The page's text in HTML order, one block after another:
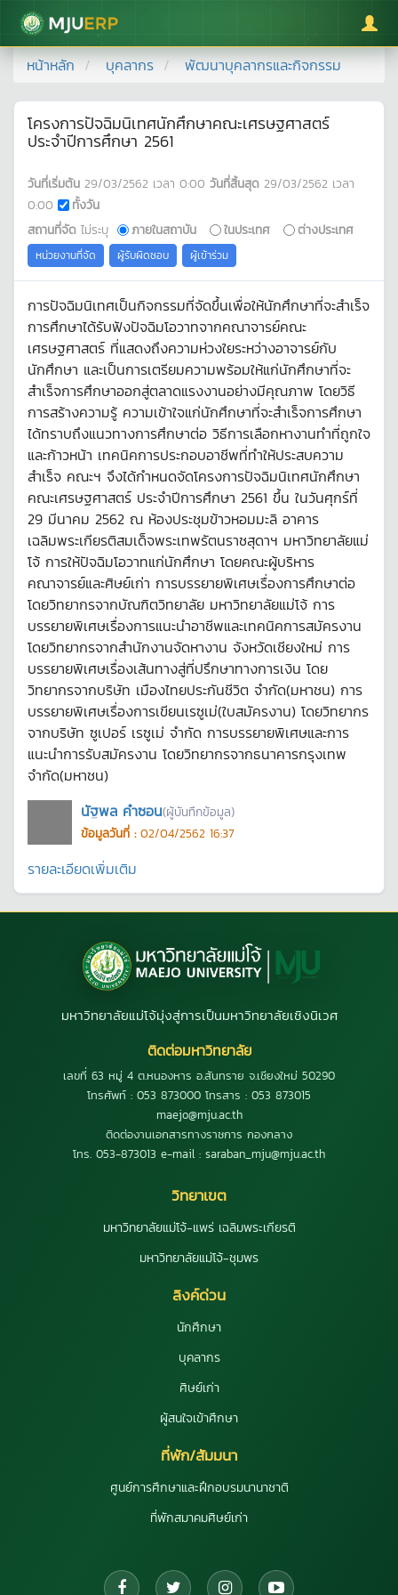
มหาวิทยาลัยแม่โจ้
หน้าหลัก บุคลากร พัฒนาบุคลากรและกิจกรรม
โครงการปัจฉิมนิเทศนักศึกษาคณะเศรษฐศาสตร์
ประจำปีการศึกษา 2561
วันที่เริ่มต้น 29/03/2562 เวลา 0:00 วันที่สิ้นสุด 29/03/2562 เวลา
0:00
ทั้งวัน
สถานที่จัด ไม่ระบุ ภายในสถาบัน ในประเทศ ต่างประเทศ
หน่วยงานที่จัด ผู้รับผิดชอบ ผู้เข้าร่วม
การปัจฉิมนิเทศเป็นกิจกรรมที่จัดขึ้นเพื่อให้นักศึกษาที่จะสำเร็จ
การศึกษาได้รับฟังปัจฉิมโอวาทจากคณาจารย์คณะ
เศรษฐศาสตร์ ที่แสดงถึงความห่วงใยระหว่างอาจารย์กับ
นักศึกษา และเป็นการเตรียมความพร้อมให้แก่นักศึกษาที่จะ
สำเร็จการศึกษาออกสู่ตลาดแรงงานอย่างมีคุณภาพ โดยวิธี
การสร้างความรู้ ความเข้าใจแก่นักศึกษาที่จะสำเร็จการศึกษา
ได้ทราบถึงแนวทางการศึกษาต่อ วิธีการเลือกหางานทำที่ถูกใจ
และก้าวหน้า เทคนิคการประกอบอาชีพที่ทำให้ประสบความ
สำเร็จ คณะฯ จึงได้กำหนดจัดโครงการปัจฉิมนิเทศนักศึกษา
คณะเศรษฐศาสตร์ ประจำปีการศึกษา 2561 ขึ้น ในวันศุกร์ที่
29 มีนาคม 2562 ณ ห้องประชุมข้าวหอมมะลิ อาคาร
เฉลิมพระเกียรติสมเด็จพระเทพรัตนราชสุดาฯ มหาวิทยาลัยแม่
โจ้ การให้ปัจฉิมโอวาทแก่นักศึกษา โดยคณะผู้บริหาร
คณาจารย์และศิษย์เก่า การบรรยายพิเศษเรื่องการศึกษาต่อ
โดยวิทยากรจากบัณฑิตวิทยาลัย มหาวิทยาลัยแม่โจ้ การ
บรรยายพิเศษเรื่องการแนะนำอาชีพและเทคนิคการสมัครงาน
โดยวิทยากรจากสำนักงานจัดหางาน จังหวัดเชียงใหม่ การ
บรรยายพิเศษเรื่องเส้นทางสู่ที่ปรึกษาทางการเงิน โดย
วิทยากรจากบริษัท เมืองไทยประกันชีวิต จำกัด(มหาชน) การ
บรรยายพิเศษเรื่องการเขียนเรซูเม่(ใบสมัครงาน) โดยวิทยากร
จากบริษัท ซูเปอร์ เรซูเม่ จำกัด การบรรยายพิเศษและการ
แนะนำการรับสมัครงาน โดยวิทยากรจากธนาคารกรุงเทพ
จำกัด(มหาชน)
นัฐพล คำซอน(ผู้บันทึกข้อมูล)
ข้อมูลวันที่ : 02/04/2562 16:37
รายละเอียดเพิ่มเติม
มหาวิทยาลัยแม่โจ้มุ่งสู่การเป็นมหาวิทยาลัยเชิงนิเวศ
ติดต่อมหาวิทยาลัย
เลขที่ 63 หมู่ 4 ต.หนองหาร อ.สันทราย จ.เชียงใหม่ 50290
โทรศัพท์ : 053 873000 โทรสาร : 053 873015
maejo@mju.ac.th
ติดต่องานเอกสารทางราชการ กองกลาง
โทร. 053-873013 e-mail : saraban_mju@mju.ac.th
วิทยาเขต
มหาวิทยาลัยแม่โจ้-แพร่ เฉลิมพระเกียรติ
มหาวิทยาลัยแม่โจ้-ชุมพร
ลิงค์ด่วน
นักศึกษา
บุคลากร
ศิษย์เก่า
ผู้สนใจเข้าศึกษา
ที่พัก/สัมมนา
ศูนย์การศึกษาและฝึกอบรมนานาชาติ
ที่พักสมาคมศิษย์เก่า